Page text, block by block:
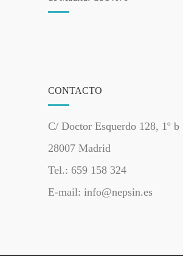
CONTACTO
C/ Doctor Esquerdo 128, 1º b
28007 Madrid
Tel.: 659 158 324
E-mail: info@nepsin.es